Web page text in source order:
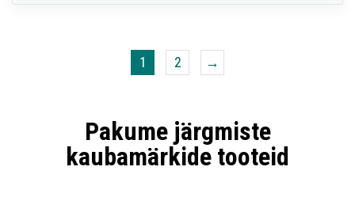
1 2 →
Pakume järgmiste
kaubamärkide tooteid